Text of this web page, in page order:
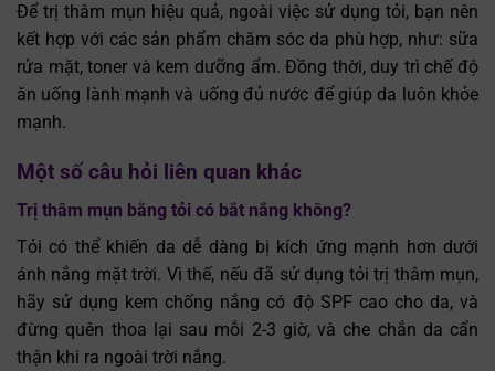
Để trị thâm mụn hiệu quả, ngoài việc sử dụng tỏi, bạn nên
kết hợp với các sản phẩm chăm sóc da phù hợp, như: sữa
rửa mặt, toner và kem dưỡng ẩm. Đồng thời, duy trì chế độ
ăn uống lành mạnh và uống đủ nước để giúp da luôn khỏe
mạnh.
Một số câu hỏi liên quan khác
Trị thâm mụn bằng tỏi có bắt nắng không?
Tỏi có thể khiến da dễ dàng bị kích ứng mạnh hơn dưới
ánh nắng mặt trời. Vì thế, nếu đã sử dụng tỏi trị thâm mụn,
hãy sử dụng kem chống nắng có độ SPF cao cho da, và
đừng quên thoa lại sau mỗi 2-3 giờ, và che chắn da cẩn
thận khi ra ngoài trời nắng.